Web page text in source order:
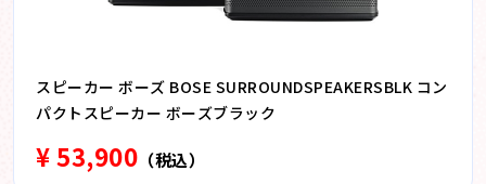
スピーカー ボーズ BOSE SURROUNDSPEAKERSBLK コン
パクトスピーカー ボーズブラック
¥ 53,900 （税込）